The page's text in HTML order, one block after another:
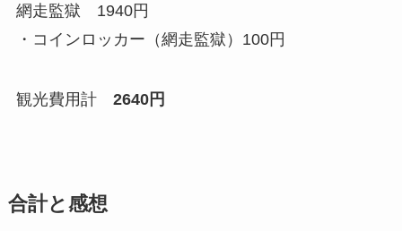
網走監獄 1940円
・コインロッカー（網走監獄）100円
観光費用計 2640円
合計と感想